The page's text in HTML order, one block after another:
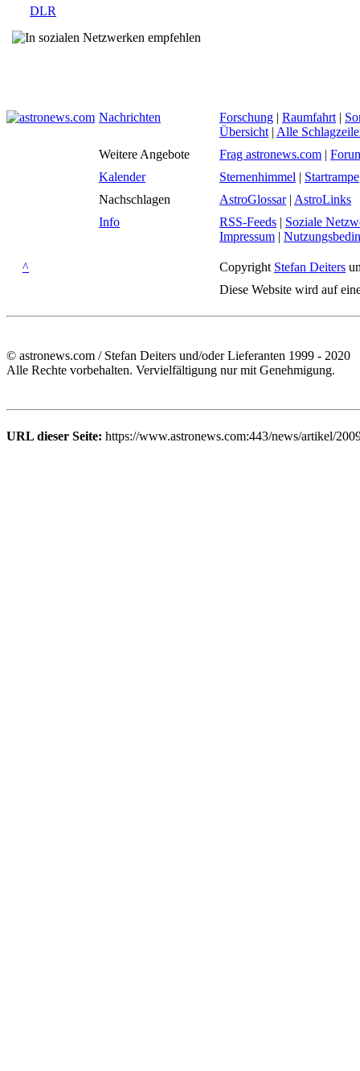
DLR
Nachrichten Forschung | Raumfahrt |
Übersicht | Alle
Weitere Angebote
Frag astronews.com |
Kalender
Sternenhimmel | Startrampe
Nachschlagen
AstroGlossar| AstroLinks
Info
RSS-Feeds | Soziale
Impressum |
^ Copyright Stefan Deiters
Diese Website wird auf
© astronews.com / Stefan Deiters und/oder Lieferanten 1999 - 2020
Alle Rechte vorbehalten. Vervielfältigung nur mit Genehmigung.
URL dieser Seite: https://www.astronews.com:443/news/artikel/